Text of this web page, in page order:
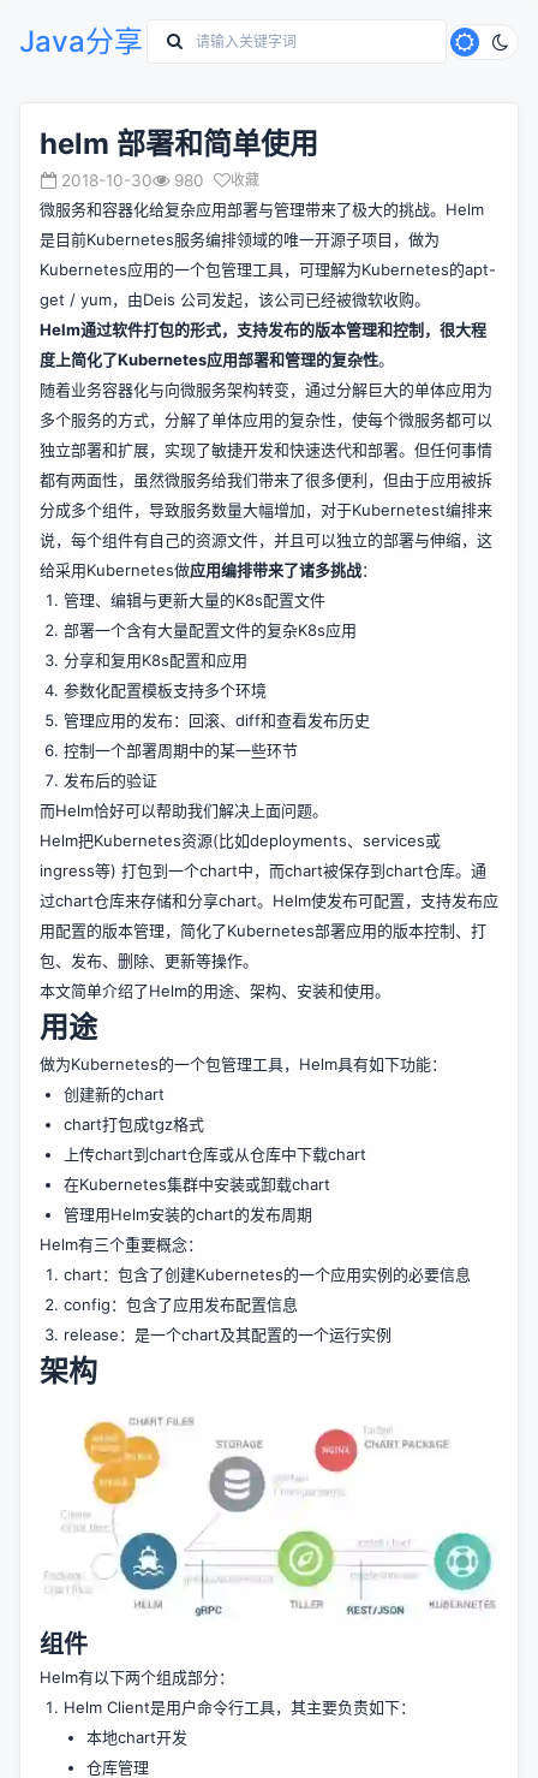
Java分享
helm 部署和简单使用
2018-10-30 980 收藏
微服务和容器化给复杂应用部署与管理带来了极大的挑战。Helm
是目前Kubernetes服务编排领域的唯一开源子项目，做为
Kubernetes应用的一个包管理工具，可理解为Kubernetes的apt-
get / yum，由Deis 公司发起，该公司已经被微软收购。
Helm通过软件打包的形式，支持发布的版本管理和控制，很大程
度上简化了Kubernetes应用部署和管理的复杂性。
随着业务容器化与向微服务架构转变，通过分解巨大的单体应用为
多个服务的方式，分解了单体应用的复杂性，使每个微服务都可以
独立部署和扩展，实现了敏捷开发和快速迭代和部署。但任何事情
都有两面性，虽然微服务给我们带来了很多便利，但由于应用被拆
分成多个组件，导致服务数量大幅增加，对于Kubernetest编排来
说，每个组件有自己的资源文件，并且可以独立的部署与伸缩，这
给采用Kubernetes做应用编排带来了诸多挑战：
管理、编辑与更新大量的K8s配置文件
部署一个含有大量配置文件的复杂K8s应用
分享和复用K8s配置和应用
参数化配置模板支持多个环境
管理应用的发布：回滚、diff和查看发布历史
控制一个部署周期中的某一些环节
发布后的验证
而Helm恰好可以帮助我们解决上面问题。
Helm把Kubernetes资源(比如deployments、services或
ingress等) 打包到一个chart中，而chart被保存到chart仓库。通
过chart仓库来存储和分享chart。Helm使发布可配置，支持发布应
用配置的版本管理，简化了Kubernetes部署应用的版本控制、打
包、发布、删除、更新等操作。
本文简单介绍了Helm的用途、架构、安装和使用。
用途
做为Kubernetes的一个包管理工具，Helm具有如下功能：
创建新的chart
chart打包成tgz格式
上传chart到chart仓库或从仓库中下载chart
在Kubernetes集群中安装或卸载chart
管理用Helm安装的chart的发布周期
Helm有三个重要概念：
chart：包含了创建Kubernetes的一个应用实例的必要信息
config：包含了应用发布配置信息
release：是一个chart及其配置的一个运行实例
架构
组件
Helm有以下两个组成部分：
Helm Client是用户命令行工具，其主要负责如下：
本地chart开发
仓库管理